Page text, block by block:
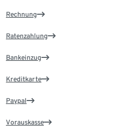
Rechnung
Ratenzahlung
Bankeinzug
Kreditkarte
Paypal
Vorauskasse